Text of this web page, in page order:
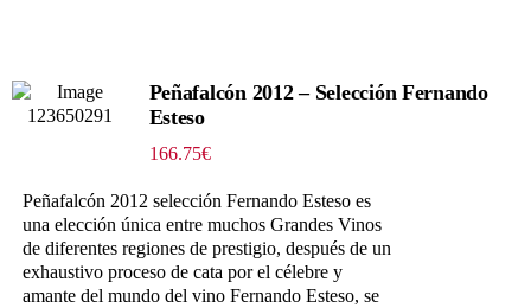
Peñafalcón 2012 – Selección Fernando
Esteso
166.75€
Peñafalcón 2012 selección Fernando Esteso es
una elección única entre muchos Grandes Vinos
de diferentes regiones de prestigio, después de un
exhaustivo proceso de cata por el célebre y
amante del mundo del vino Fernando Esteso, se